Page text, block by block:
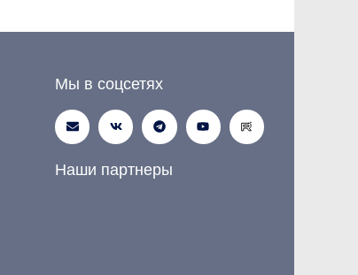
Мы в соцсетях
Наши партнеры